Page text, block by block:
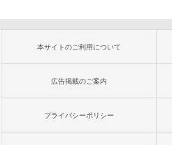
本サイトのご利用について
広告掲載のご案内
プライバシーポリシー